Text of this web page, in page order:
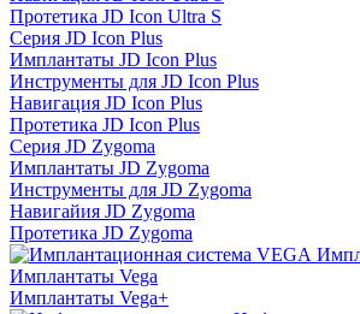
Протетика JD Icon Ultra S
Серия JD Icon Plus
Имплантаты JD Icon Plus
Инструменты для JD Icon Plus
Навигация JD Icon Plus
Протетика JD Icon Plus
Серия JD Zygoma
Имплантаты JD Zygoma
Инструменты для JD Zygoma
Навигайия JD Zygoma
Протетика JD Zygoma
Имплантаты Vega
Имплантаты Vega+